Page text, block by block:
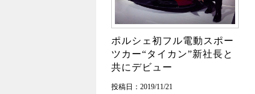
ポルシェ初フル電動スポー
ツカー“タイカン”新社長と
共にデビュー
投稿日：2019/11/21